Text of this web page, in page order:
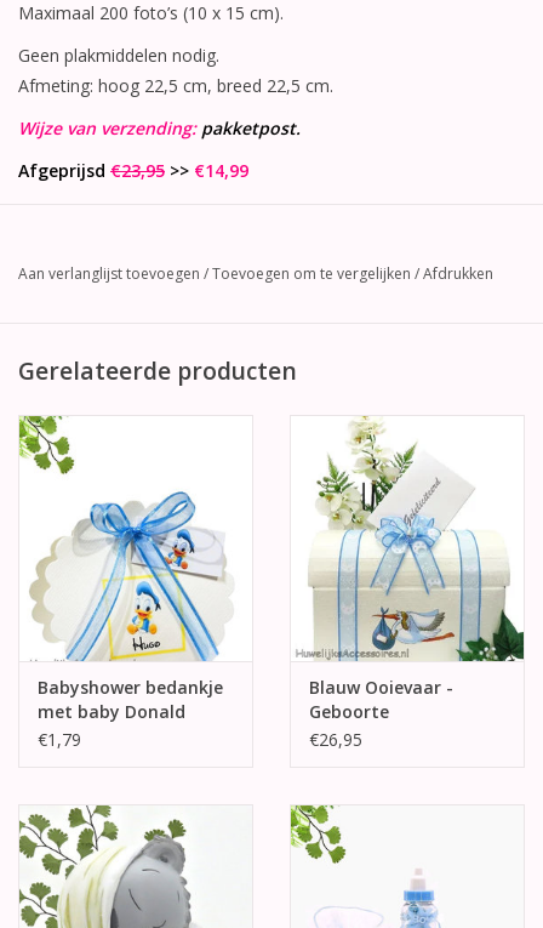
Maximaal 200 foto’s (10 x 15 cm).
Geen plakmiddelen nodig.
Afmeting: hoog 22,5 cm, breed 22,5 cm.
Wijze van verzending: pakketpost.
Afgeprijsd €23,95 >> €14,99
Aan verlanglijst toevoegen /Toevoegen om te vergelijken /Afdrukken
Gerelateerde producten
Babyshower bedankje
met baby Donald
€1,79
Blauw Ooievaar -
Geboorte
enveloppendoos
€26,95